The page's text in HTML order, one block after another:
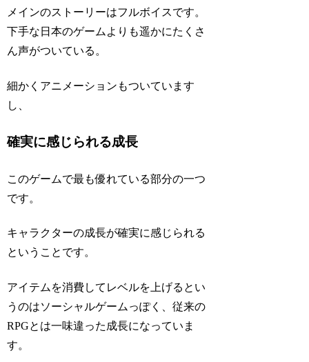
メインのストーリーはフルボイスです。
下手な日本のゲームよりも遥かにたくさ
ん声がついている。
細かくアニメーションもついています
し、
確実に感じられる成長
このゲームで最も優れている部分の一つ
です。
キャラクターの成長が確実に感じられる
ということです。
アイテムを消費してレベルを上げるとい
うのはソーシャルゲームっぽく、従来の
RPGとは一味違った成長になっていま
す。